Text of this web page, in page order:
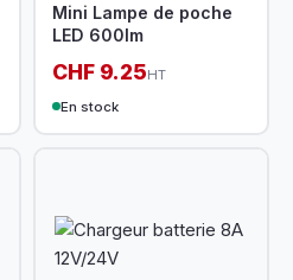
Mini Lampe de poche
LED 600lm
CHF 9.25HT
En stock